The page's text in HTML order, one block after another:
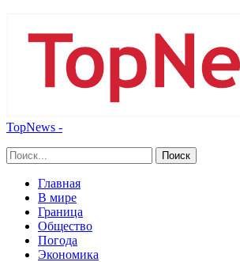
TopNews -
Главная
В мире
Граница
Общество
Погода
Экономика